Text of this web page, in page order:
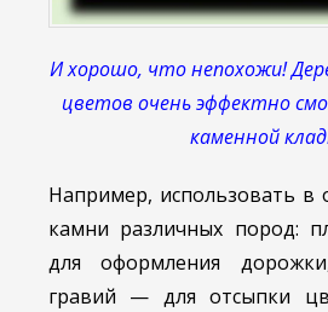
И хорошо, что непохожи!
цветов очень эффектно
каменной
Например, использовать в
камни различных пород:
для оформления
гравий — для отсыпки